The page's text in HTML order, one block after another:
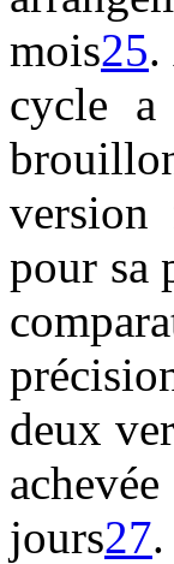
mois25.
cycle
version
pour sa
deux
jours27.